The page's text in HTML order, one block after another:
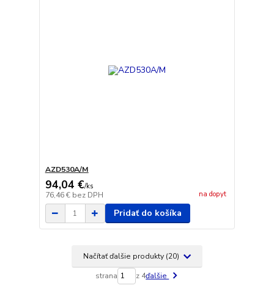
AZD530A/M
94,04 €/ks
76,46 € bez DPH na dopyt
Pridať do košíka
Načítať ďalšie produkty (20)
strana z 4ďalšie